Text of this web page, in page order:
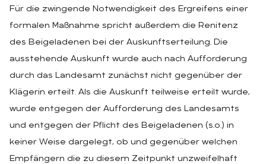
Für die zwingende Notwendigkeit des Ergreifens einer
formalen Maßnahme spricht außerdem die Renitenz
des Beigeladenen bei der Auskunftserteilung. Die
ausstehende Auskunft wurde auch nach Aufforderung
durch das Landesamt zunächst nicht gegenüber der
Klägerin erteilt. Als die Auskunft teilweise erteilt wurde,
wurde entgegen der Aufforderung des Landesamts
und entgegen der Pflicht des Beigeladenen (s.o.) in
keiner Weise dargelegt, ob und gegenüber welchen
Empfängern die zu diesem Zeitpunkt unzweifelhaft